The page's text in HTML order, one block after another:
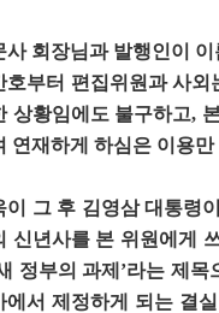
사 회장님과 발행인이
호부터 편집위원과 사
상황임에도 불구하고,
연재하게 하심은 이용
이 그 후 김영삼 대통령
신년사를 본 위원에게
정부의 과제’라는 제
에서 제정하게 되는 결